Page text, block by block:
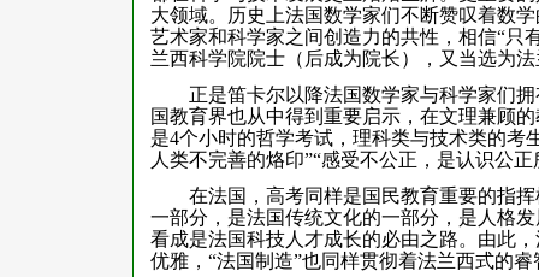
大领域。历史上法国数学家们不断赞叹着数
艺术家和科学家之间创造力的共性，相信“只
兰西科学院院士（后成为院长），又当选为
正是笛卡尔以降法国数学家与科学家们拥
国教育界也从中得到重要启示，在文理兼顾
是4个小时的哲学考试，理科类与技术类的
人类不完善的烙印”“感受不公正，是认识公
在法国，高考同样是国民教育重要的指挥
一部分，是法国传统文化的一部分，是人格
看成是法国科技人才成长的必由之路。由此
优雅，“法国制造”也同样贯彻着法兰西式的